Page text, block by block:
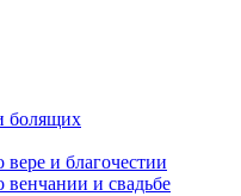
болящих
и благочестии
и свадьбе